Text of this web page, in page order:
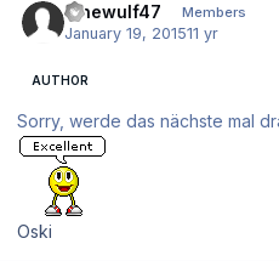
lonewulf47 Members
January 19, 201511 yr
AUTHOR
Sorry, werde das nächste mal
Oski